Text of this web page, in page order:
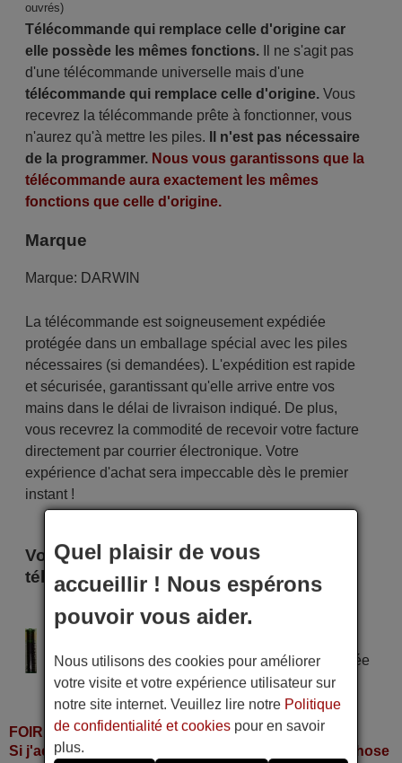
ouvrés)
Télécommande qui remplace celle d'origine car
elle possède les mêmes fonctions.Il ne s'agit pas
d'une télécommande universelle mais d'une
télécommande qui remplace celle d'origine.Vous
recevrez la télécommande prête à fonctionner, vous
n'aurez qu'à mettre les piles.
Il n'est pas nécessaire
de la programmer. Nous vous garantissons que la
télécommande aura exactement les mêmes
fonctions que celle d'origine.
Marque
Marque: DARWIN
La télécommande est soigneusement expédiée
protégée dans un emballage spécial avec les piles
nécessaires (si demandées). L'expédition est rapide
et sécurisée, garantissant qu'elle arrive entre vos
mains dans le délai de livraison indiqué. De plus,
vous recevrez la commodité de recevoir votre facture
directement par courrier électronique. Votre
expérience d'achat sera impeccable dès le premier
instant !
Voici certains modèles qui utilisent cette
télécommande
DARWIN D 819
Pile alcaline type AAA LR06 tension 1,5 V utilisée
dans la grande majorité de télécommandes.
FOIRE AUX QUESTIONS
Si j'achète la télécommande, dois-je faire quelque chose
Quel plaisir de vous
accueillir ! Nous espérons
pouvoir vous aider.
Nous utilisons des cookies pour améliorer
votre visite et votre expérience utilisateur sur
notre site internet. Veuillez lire notre Politique
de confidentialité et cookies pour en savoir
plus.